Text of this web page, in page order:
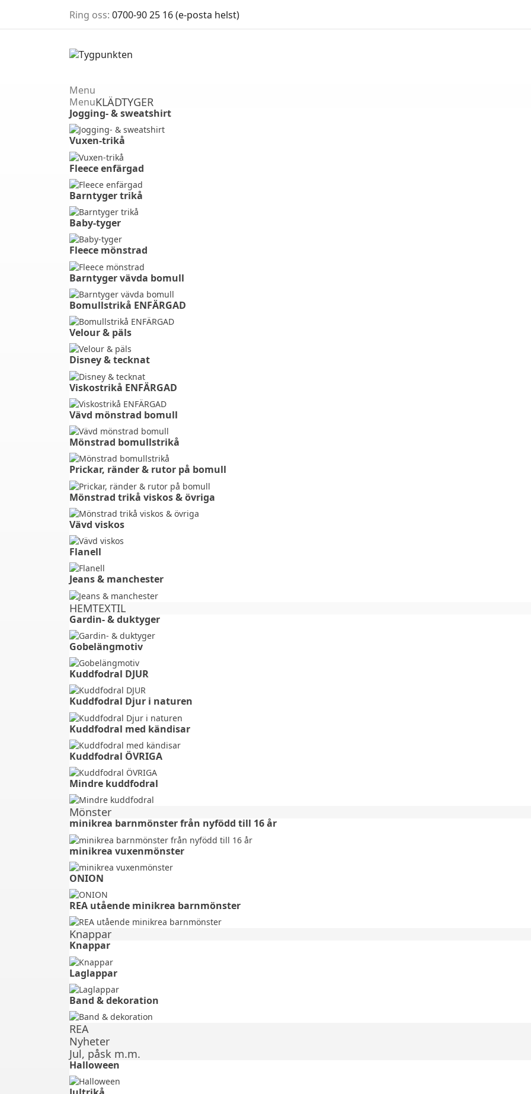
Ring oss: 0700-90 25 16 (e-posta helst)
Menu
MenuKLÄDTYGER
Jogging- & sweatshirt
Vuxen-trikå⠀⠀⠀⠀⠀⠀⠀
Fleece enfärgad⠀⠀⠀⠀⠀⠀⠀⠀
Barntyger trikå⠀⠀⠀⠀⠀⠀⠀⠀
Baby-tyger⠀⠀⠀⠀⠀⠀⠀⠀⠀⠀⠀
Fleece mönstrad⠀⠀⠀⠀⠀⠀⠀⠀
Barntyger vävda bomull
Bomullstrikå ENFÄRGAD
Velour & päls⠀⠀⠀⠀⠀⠀⠀⠀
Disney & tecknat⠀⠀⠀⠀⠀⠀⠀⠀
Viskostrikå ENFÄRGAD
Vävd mönstrad bomull
Mönstrad bomullstrikå
Prickar, ränder & rutor på bomull
Mönstrad trikå viskos & övriga
Vävd viskos⠀⠀⠀⠀⠀⠀⠀⠀
Flanell ⠀⠀⠀⠀⠀⠀⠀⠀⠀⠀⠀⠀⠀⠀⠀⠀⠀⠀⠀⠀⠀⠀⠀⠀
Jeans & manchester
HEMTEXTIL
Gardin- & duktyger
Gobelängmotiv
Kuddfodral DJUR ⠀⠀⠀⠀⠀⠀⠀⠀⠀⠀⠀⠀⠀
Kuddfodral Djur i naturen
Kuddfodral med kändisar
Kuddfodral ÖVRIGA ⠀⠀⠀
Mindre kuddfodral
Mönster
minikrea barnmönster från nyfödd till 16 år
minikrea vuxenmönster⠀⠀⠀⠀⠀⠀⠀⠀⠀⠀⠀⠀⠀⠀⠀⠀
ONION ⠀⠀⠀⠀⠀⠀⠀⠀⠀⠀⠀⠀⠀⠀⠀
REA utående minikrea barnmönster
Knappar
Knappar
Laglappar
Band & dekoration
REA
Nyheter
Jul, påsk m.m.
Halloween